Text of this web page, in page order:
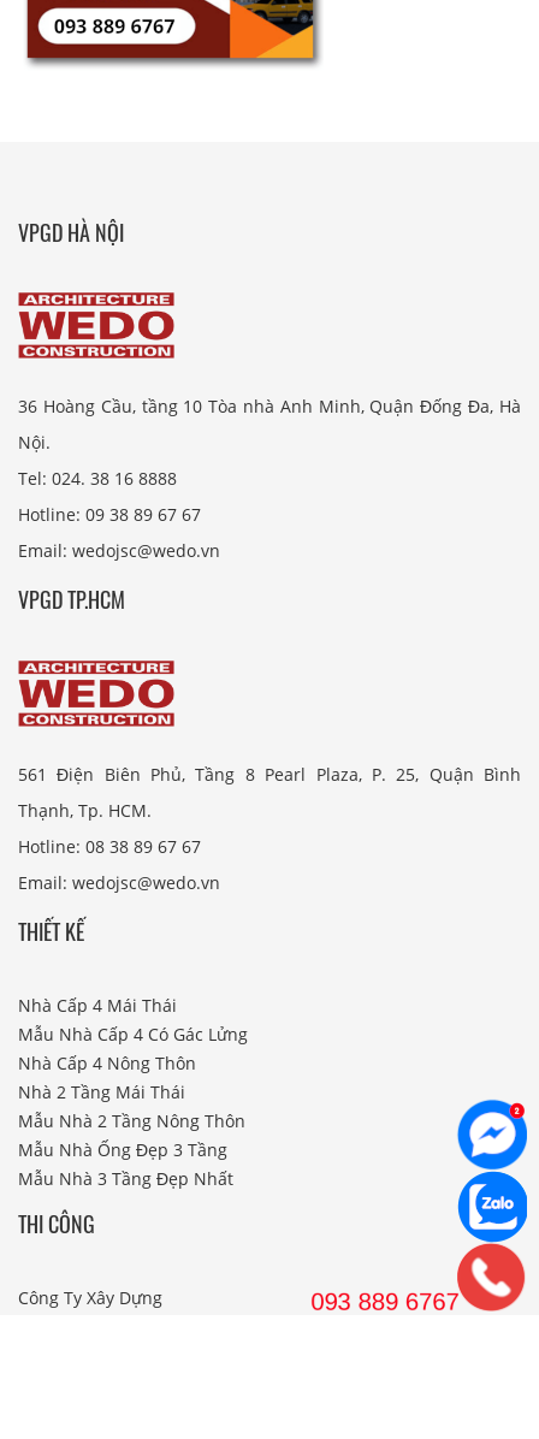
VPGD HÀ NỘI
36 Hoàng Cầu, tầng 10 Tòa nhà Anh Minh, Quận Đống Đa, Hà
Nội.
Tel: 024. 38 16 8888
Hotline: 09 38 89 67 67
Email: wedojsc@wedo.vn
VPGD TP.HCM
561 Điện Biên Phủ, Tầng 8 Pearl Plaza, P. 25, Quận Bình
Thạnh, Tp. HCM.
Hotline: 08 38 89 67 67
Email: wedojsc@wedo.vn
THIẾT KẾ
Nhà Cấp 4 Mái Thái
Mẫu Nhà Cấp 4 Có Gác Lửng
Nhà Cấp 4 Nông Thôn
Nhà 2 Tầng Mái Thái
Mẫu Nhà 2 Tầng Nông Thôn
Mẫu Nhà Ống Đẹp 3 Tầng
Mẫu Nhà 3 Tầng Đẹp Nhất
THI CÔNG
Công Ty Xây Dựng